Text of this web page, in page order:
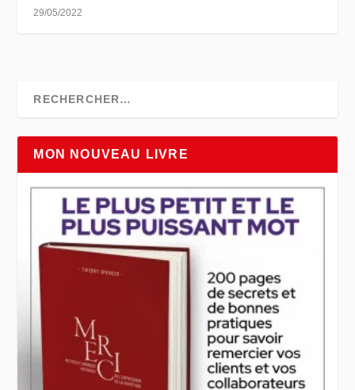
29/05/2022
MON NOUVEAU LIVRE